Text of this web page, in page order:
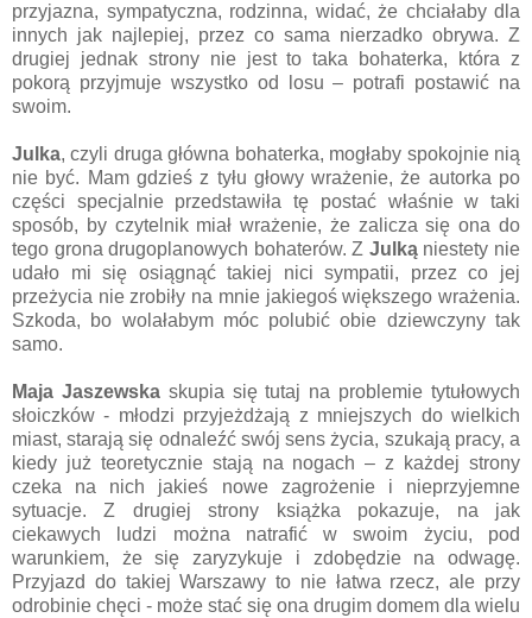
przyjazna, sympatyczna, rodzinna, widać, że chciałaby dla
innych jak najlepiej, przez co sama nierzadko obrywa. Z
drugiej jednak strony nie jest to taka bohaterka, która z
pokorą przyjmuje wszystko od losu – potrafi postawić na
swoim.
Julka, czyli druga główna bohaterka, mogłaby spokojnie nią
nie być. Mam gdzieś z tyłu głowy wrażenie, że autorka po
części specjalnie przedstawiła tę postać właśnie w taki
sposób, by czytelnik miał wrażenie, że zalicza się ona do
tego grona drugoplanowych bohaterów. Z Julką niestety nie
udało mi się osiągnąć takiej nici sympatii, przez co jej
przeżycia nie zrobiły na mnie jakiegoś większego wrażenia.
Szkoda, bo wolałabym móc polubić obie dziewczyny tak
samo.
Maja Jaszewskaskupia się tutaj na problemie tytułowych
słoiczków - młodzi przyjeżdżają z mniejszych do wielkich
miast, starają się odnaleźć swój sens życia, szukają pracy, a
kiedy już teoretycznie stają na nogach – z każdej strony
czeka na nich jakieś nowe zagrożenie i nieprzyjemne
sytuacje. Z drugiej strony książka pokazuje, na jak
ciekawych ludzi można natrafić w swoim życiu, pod
warunkiem, że się zaryzykuje i zdobędzie na odwagę.
Przyjazd do takiej Warszawy to nie łatwa rzecz, ale przy
odrobinie chęci - może stać się ona drugim domem dla wielu